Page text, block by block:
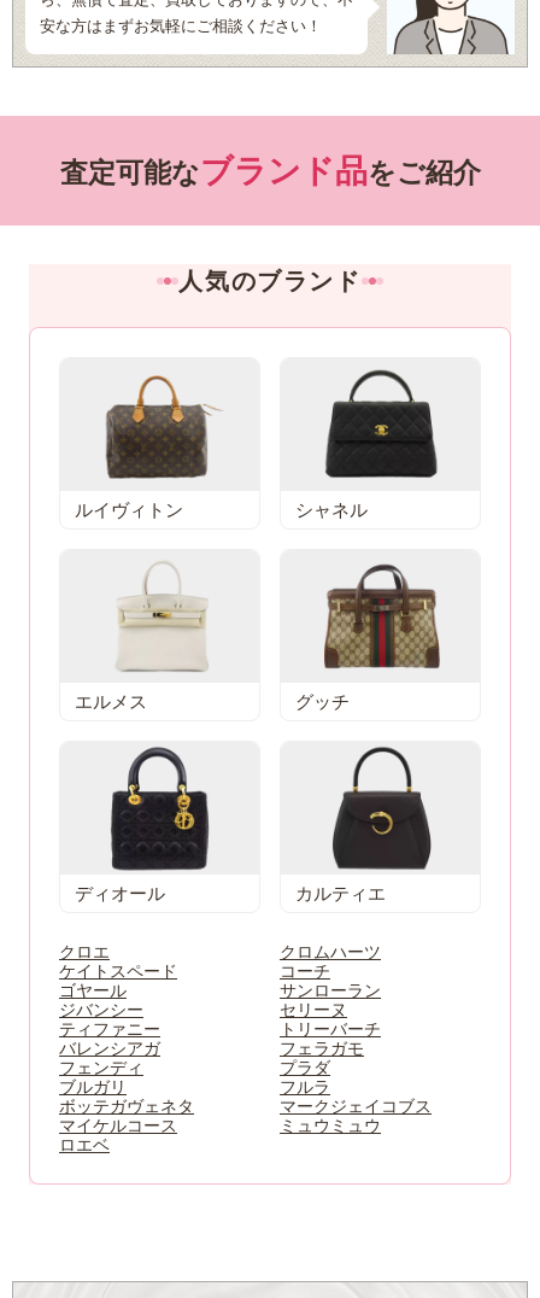
安な方はまずお気軽にご相談ください！
査定可能なブランド品をご紹介
人気のブランド
ルイヴィトン シャネル
エルメス グッチ
ディオール カルティエ
クロエ
クロムハーツ
ケイトスペード
コーチ
ゴヤール
サンローラン
ジバンシー
セリーヌ
ティファニー
トリーバーチ
バレンシアガ
フェラガモ
フェンディ
プラダ
ブルガリ
フルラ
ボッテガヴェネタ
マークジェイコブス
マイケルコース
ミュウミュウ
ロエベ